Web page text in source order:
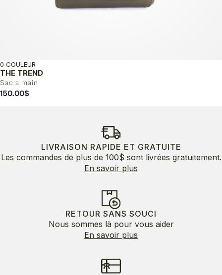
THE TREND
Sac a main
0 COULEUR
150.00$
LIVRAISON RAPIDE ET GRATUITE
Les commandes de plus de 100$ sont livrées gratuitement.
En savoir plus
RETOUR SANS SOUCI
Nous sommes là pour vous aider
En savoir plus